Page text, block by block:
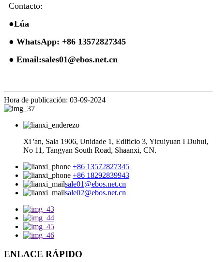
Contacto:
●Lúa
● WhatsApp: +86 13572827345
● Email:sales01@ebos.net.cn
Hora de publicación: 03-09-2024
Xi 'an, Sala 1906, Unidade 1, Edificio 3, Yicuiyuan I Duhui,
No 11, Tangyan South Road, Shaanxi, CN.
+86 13572827345
+86 18292839943
sale01@ebos.net.cn
sale02@ebos.net.cn
ENLACE RÁPIDO